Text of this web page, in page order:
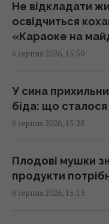
15:34 четвер, 06 серпня
Переказ грошей
які незвичні
Росія може
для атак на цілі в
15:33 четвер, 06 серпня
Чому ми часто
Не відкладати
освідчиться
«Караоке на
6 серпня 2026, 15:50
У сина
біда: що сталося
6 серпня 2026, 15:28
Плодові мушки
продукти
6 серпня 2026, 15:13